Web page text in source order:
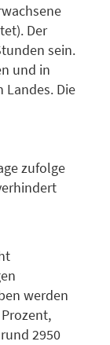
Der
sein.
und in
Landes. Die
zufolge
werden
2950